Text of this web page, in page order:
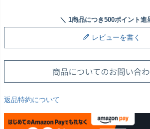
レビューを書く
返品特約について